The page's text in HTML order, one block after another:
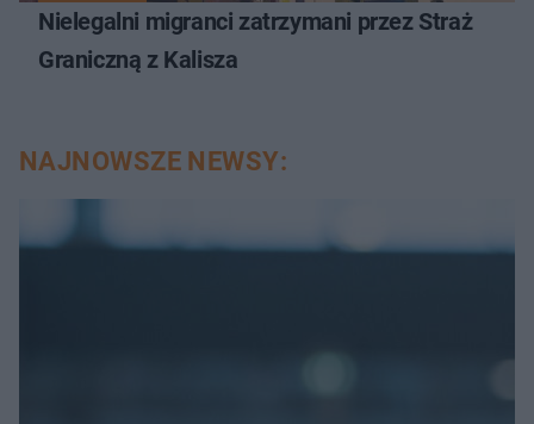
Nielegalni migranci zatrzymani przez Straż
Graniczną z Kalisza
NAJNOWSZE NEWSY: